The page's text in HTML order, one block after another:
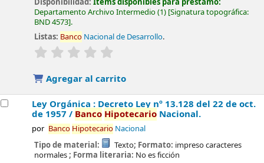
Disponibilidad:Ítems disponibles para préstamo:
Departamento Archivo Intermedio(1) Signatura topográfica:
BND 4573 .
Listas: Banco Nacional de Desarrollo.
valoración
Agregar al carrito
Ley Orgánica : Decreto Ley nº 13.128 del 22 de oct.
de 1957 / Banco Hipotecario Nacional.
por Banco HipotecarioNacional
Tipo de material: Texto; Formato: impreso caracteres
normales; Forma literaria: No es ficción